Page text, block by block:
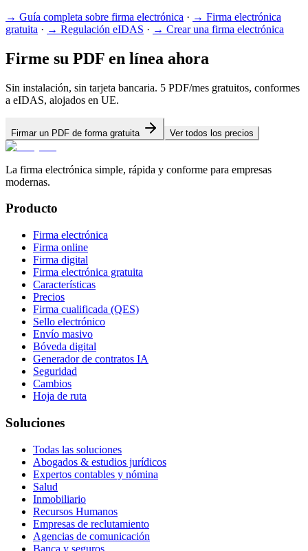
→ Guía completa sobre firma electrónica · → Firma electrónica
gratuita · → Regulación eIDAS · → Crear una firma electrónica
Firme su PDF en línea ahora
Sin instalación, sin tarjeta bancaria. 5 PDF/mes gratuitos, conformes
a eIDAS, alojados en UE.
Firmar un PDF de forma gratuita Ver todos los precios
La firma electrónica simple, rápida y conforme para empresas
modernas.
Producto
Firma electrónica
Firma online
Firma digital
Firma electrónica gratuita
Características
Precios
Firma cualificada (QES)
Sello electrónico
Envío masivo
Bóveda digital
Generador de contratos IA
Seguridad
Cambios
Hoja de ruta
Soluciones
Todas las soluciones
Abogados & estudios jurídicos
Expertos contables y nómina
Salud
Inmobiliario
Recursos Humanos
Empresas de reclutamiento
Agencias de comunicación
Banca y seguros